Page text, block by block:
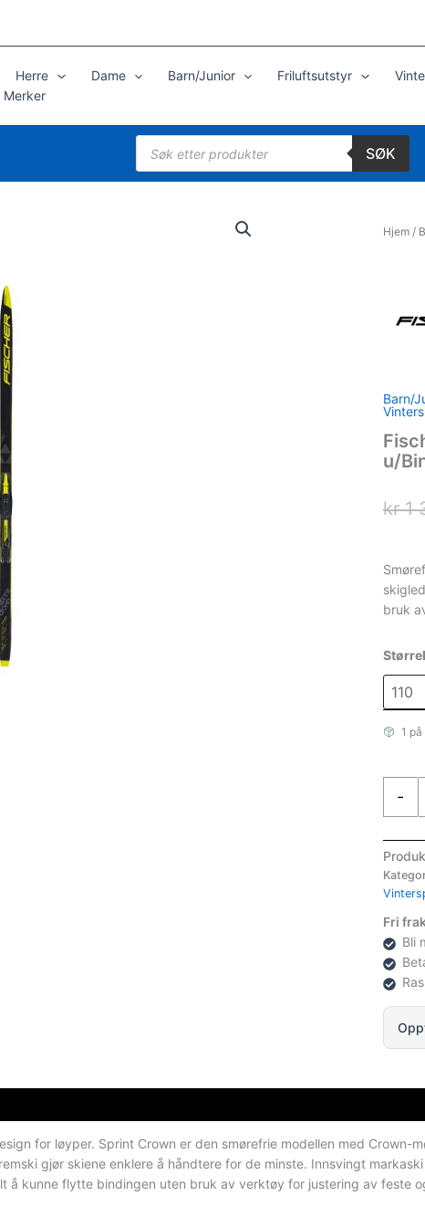
Herre Dame Barn/Junior Friluftsutstyr
Merker
Products
search
SØK
Hjem/
Barn/
u/
kr1
bruk
1
-
u/
Fri
Bli
for løyper. Sprint Crown er den smørefrie modellen med Crown-
gjør skiene enklere å håndtere for de minste. Innsvingt
å kunne flytte bindingen uten bruk av verktøy for justering av feste